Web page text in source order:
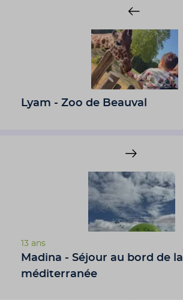
Lyam - Zoo de Beauval
13 ans
Madina - Séjour au bord de la
méditerranée